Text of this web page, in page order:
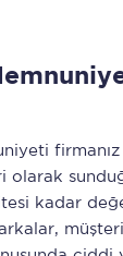
olarak
kadar